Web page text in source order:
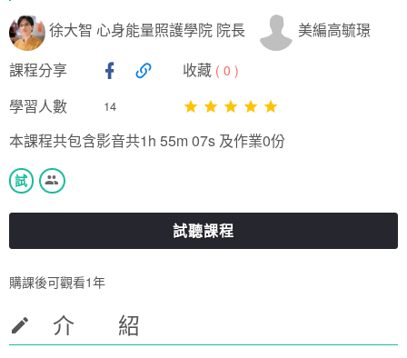
徐大智 心身能量照護學院 院長
美編高毓璟
課程分享
收藏 ( 0 )
學習人數 14
本課程共包含影音共1h 55m 07s 及作業0份
試
試聽課程
購課後可觀看1年
介 紹